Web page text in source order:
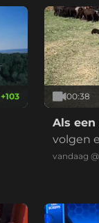
+103 00:38
Als
volgen
vandaag